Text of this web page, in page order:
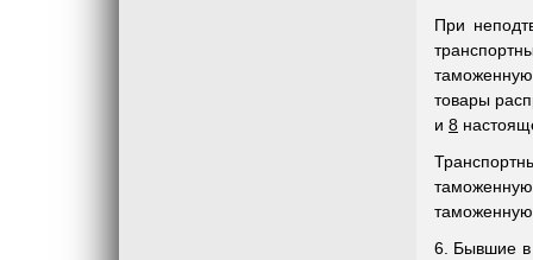
При
товары
и 8
6. Бывшие в